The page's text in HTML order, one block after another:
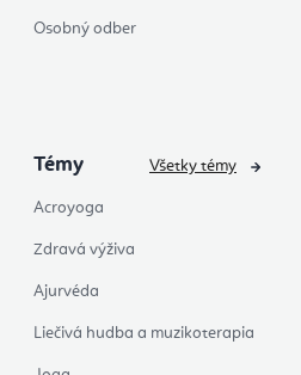
Osobný odber
Témy
Acroyoga
Zdravá výživa
Ajurvéda
Liečivá hudba a muzikoterapia
Všetky témy